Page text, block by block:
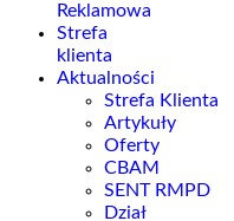
Reklamowa
Strefa
klienta
Aktualności
Strefa Klienta
Artykuły
Oferty
CBAM
SENT RMPD
Dział